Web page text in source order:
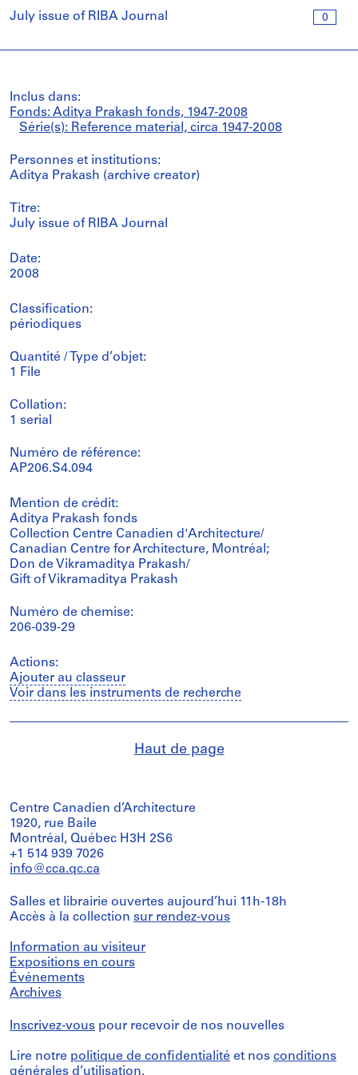
0
July issue of RIBA Journal
Inclus dans:
Fonds: Aditya Prakash fonds, 1947-2008
Série(s): Reference material, circa 1947-2008
Personnes et institutions:
Aditya Prakash (archive creator)
Titre:
July issue of RIBA Journal
Date:
2008
Classification:
périodiques
Quantité / Type d’objet:
1 File
Collation:
1 serial
Numéro de référence:
AP206.S4.094
Mention de crédit:
Aditya Prakash fonds
Collection Centre Canadien d'Architecture/
Canadian Centre for Architecture, Montréal;
Don de Vikramaditya Prakash/
Gift of Vikramaditya Prakash
Numéro de chemise:
206-039-29
Actions:
Ajouter au classeur
Voir dans les instruments de recherche
Haut de page
Centre Canadien d’Architecture
1920, rue Baile
Montréal, Québec H3H 2S6
+1 514 939 7026
info@cca.qc.ca
Salles et librairie ouvertes aujourd’hui 11h-18h
Accès à la collection sur rendez-vous
Information au visiteur
Expositions en cours
Événements
Archives
Inscrivez-vous pour recevoir de nos nouvelles
Lire notre politique de confidentialité et nos conditions
générales d’utilisation.